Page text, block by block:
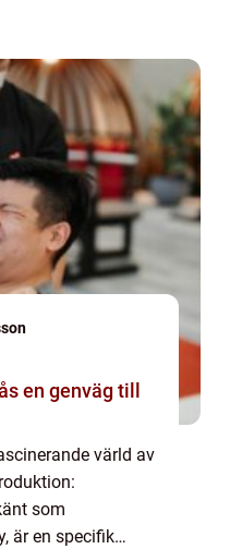
till
värld av
som
är en specifik